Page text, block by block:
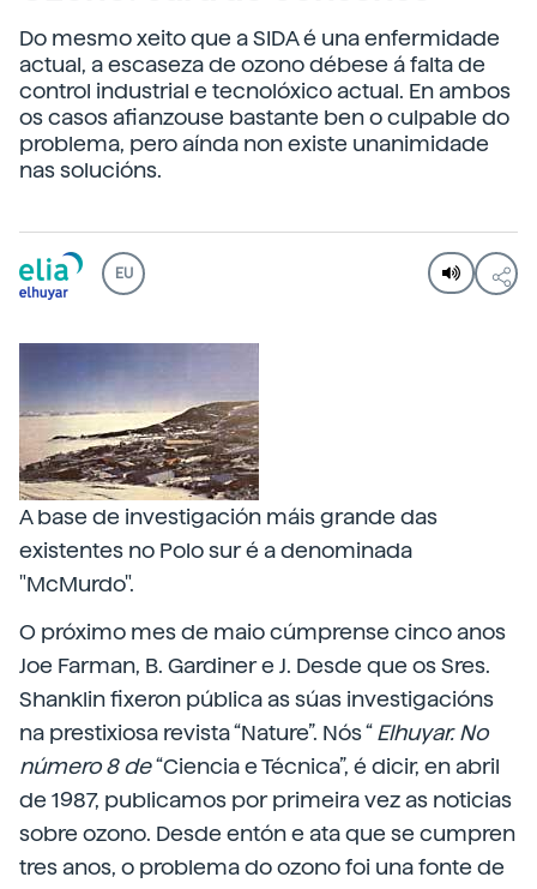
Do mesmo xeito que a SIDA é una enfermidade
actual, a escaseza de ozono débese á falta de
control industrial e tecnolóxico actual. En ambos
os casos afianzouse bastante ben o culpable do
problema, pero aínda non existe unanimidade
nas solucións.
EU
A base de investigación máis grande das
existentes no Polo sur é a denominada
"McMurdo".
O próximo mes de maio cúmprense cinco anos
Joe Farman, B. Gardiner e J. Desde que os Sres.
Shanklin fixeron pública as súas investigacións
na prestixiosa revista “Nature”. Nós “Elhuyar. No
número 8 de“Ciencia e Técnica”, é dicir, en abril
de 1987, publicamos por primeira vez as noticias
sobre ozono. Desde entón e ata que se cumpren
tres anos, o problema do ozono foi una fonte de